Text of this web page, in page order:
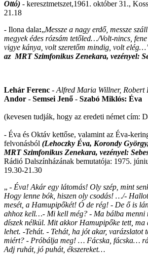
Ottó) - keresztmetszet,1961. október 31.,
21.18
- Ilona dala:„Messze a nagy erdő, messze
megyek édes rózsám tetőled…/Volt-nincs,
vigye kánya, volt szeretőm mindig, volt
az MRT Szimfonikus Zenekara, vezényel:
Lehár Ferenc - Alfred Maria Willner, Robert
Andor - Semsei Jenő - Szabó Miklós: Éva
(kevesen tudják, hogy az eredeti német cím:
- Éva és Oktáv kettőse, valamint az Éva-
felvonásból (Lehoczky Éva, Korondy György,
MRTSzimfonikus Zenekara, vezényel:
Rádió Dalszínházának bemutatója: 1975.
19.30-21.30
„ - Éva! Akár egy látomás! Oly szép, mint
Hogy lenne bók, hiszen oly csodás! …/-
mesét, a Hamupipőkét! Ó de rég! - De ő is
ahhoz kell…- Mi kell még? - Ma bálba menni
díszek nélkül. Mit akkor Hamupipőke tett, ma
lehet. -Tehát. - Tehát, ha jót akar, varázslatot
miért? - Próbálja meg! … Fácska, fácska…
Adj ruhát, jó puhát, ékszereket…